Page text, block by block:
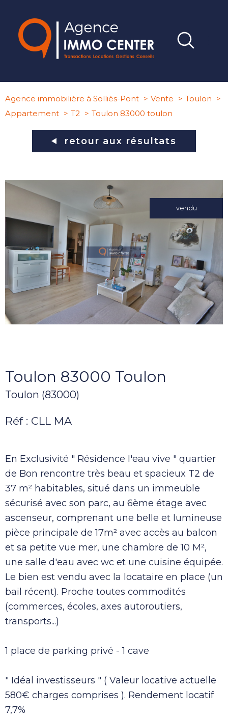
Agence immobilière à Solliès-Pont Vente
Toulon
Appartement
T2 Toulon 83000 toulon
retour aux résultats
vendu
Toulon 83000 Toulon
Toulon (83000)
Réf : CLL MA
En Exclusivité " Résidence l'eau vive " quartier
de Bon rencontre très beau et spacieux T2 de
37 m² habitables, situé dans un immeuble
sécurisé avec son parc, au 6ème étage avec
ascenseur, comprenant une belle et lumineuse
pièce principale de 17m² avec accès au balcon
et sa petite vue mer, une chambre de 10 M²,
une salle d'eau avec wc et une cuisine équipée.
Le bien est vendu avec la locataire en place (un
bail récent). Proche toutes commodités
(commerces, écoles, axes autoroutiers,
transports...)
1 place de parking privé - 1 cave
" Idéal investisseurs " ( Valeur locative actuelle
580€ charges comprises ). Rendement locatif
7,7%